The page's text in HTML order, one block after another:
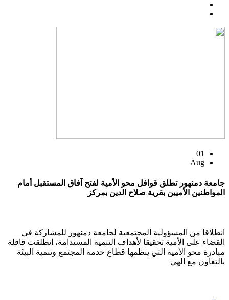
01
Aug
جامعة دمنهور تطلق قوافل محو الأمية لفتح آفاق المستقبل أمام
المواطنين الأميين بقرية صلاح الدين بمركز
انطلاقا من المسؤولية المجتمعية لجامعة دمنهور للمشاركة في
القضاء على الأمية تحقيقا لأهداف التنمية المستدامة، انطلقت قافلة
مبادرة محو الأمية التي ينظمها قطاع خدمة المجتمع وتنمية البيئة
بالتعاون مع الهي